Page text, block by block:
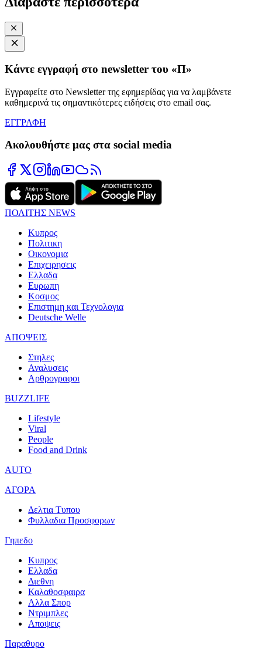
Κάντε εγγραφή στο newsletter του «Π»
Εγγραφείτε στο Newsletter της εφημερίδας για να λαμβάνετε
καθημερινά τις σημαντικότερες ειδήσεις στο email σας.
ΕΓΓΡΑΦΗ
Ακολουθήστε μας στα social media
ΠΟΛΙΤΗΣ NEWS
Κυπρος
Πολιτικη
Οικονομια
Επιχειρησεις
Ελλαδα
Ευρωπη
Κοσμος
Επιστημη και Τεχνολογια
Deutsche Welle
ΑΠΟΨΕΙΣ
Στηλες
Αναλυσεις
Αρθρογραφοι
BUZZLIFE
Lifestyle
Viral
People
Food and Drink
AUTO
ΑΓΟΡΑ
Δελτια Τυπου
Φυλλαδια Προσφορων
Γηπεδο
Κυπρος
Ελλαδα
Διεθνη
Καλαθοσφαιρα
Αλλα Σπορ
Ντριμπλες
Αποψεις
Παραθυρο